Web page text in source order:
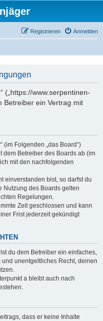
Anmelden
Registrieren
(„https://www.serpentinen-
Betreiber ein Vertrag mit
(im Folgenden „das Board“)
dem Betreiber des Boards ab (im
mit den nachfolgenden
einverstanden bist, so darfst du
Nutzung des Boards gelten
Regelungen.
Zeit geschlossen und kann
Frist jederzeit gekündigt
du dem Betreiber ein einfaches,
unentgeltliches Recht, deinen
a bleibt auch nach
dass er keine Inhalte